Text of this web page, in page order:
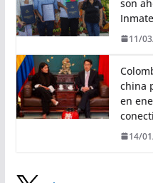
son
11/
china
en
14/